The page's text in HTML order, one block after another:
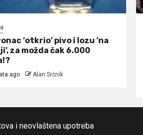
‘otkrio’ pivo i lozu ‘na
za možda čak 6.000
ago Alan Srčnik
i neovlaštena upotreba